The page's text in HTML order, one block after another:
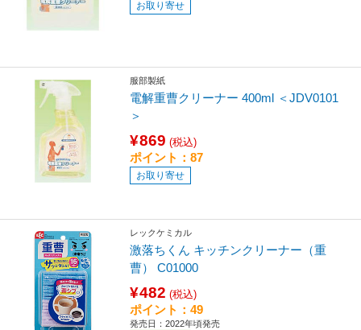
お取り寄せ
服部製紙
電解重曹クリーナー 400ml ＜JDV0101
＞
¥869 (税込)
ポイント：87
お取り寄せ
レックケミカル
激落ちくん キッチンクリーナー（重
曹） C01000
¥482 (税込)
ポイント：49
発売日：2022年頃発売